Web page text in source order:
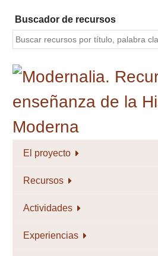
contenido
principal
Buscador de recursos
El proyecto
Recursos
Actividades
Experiencias